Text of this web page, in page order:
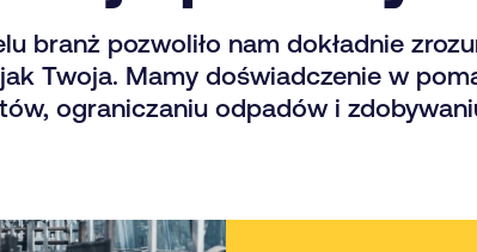
branż pozwoliło nam dokładnie
Twoja. Mamy doświadczenie w
ograniczaniu odpadów i